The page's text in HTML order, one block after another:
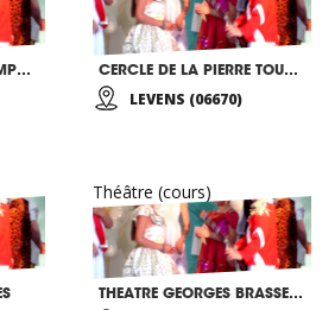
RED PEAR THEATRE COMPANY CERCLE DE LA PIERRE TOURNIOLE
LEVENS (06670)
Théâtre (cours)
THEATRE GEORGES BRASSENS